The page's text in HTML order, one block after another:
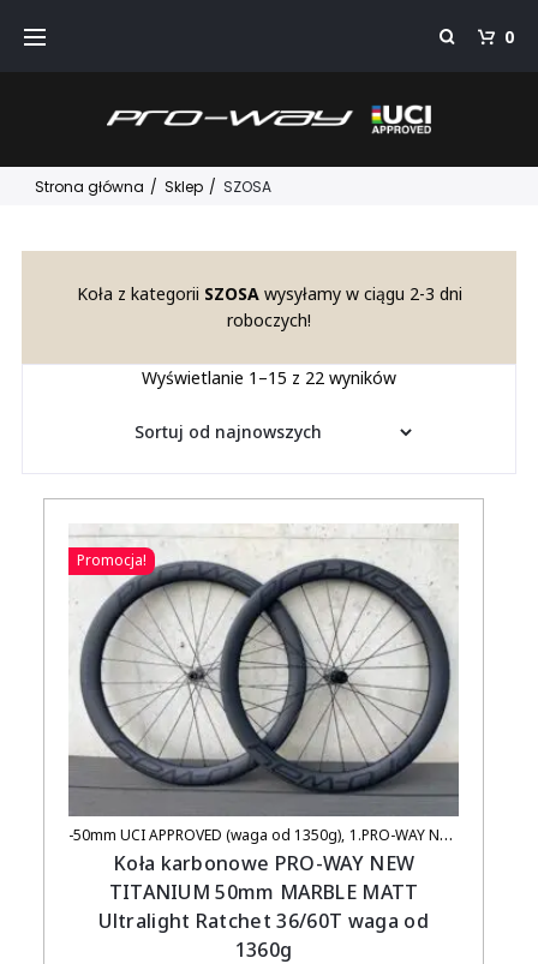
0
Strona główna / Sklep / SZOSA
Koła z kategorii SZOSAwysyłamy w ciągu 2-3 dni
roboczych!
Wyświetlanie 1–15 z 22 wynikówPosortowane
najnowszych
Promocja!
-50mm UCI APPROVED (waga od 1350g) 1.PRO-WAY NEW TITANIUM (UCI APPROVED)
Koła karbonowe PRO-WAY NEW
TITANIUM 50mm MARBLE MATT
Ultralight Ratchet 36/60T waga od
1360g